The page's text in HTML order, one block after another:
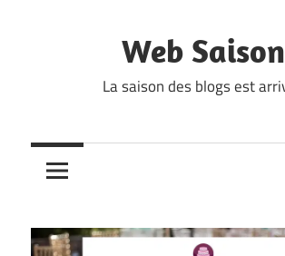
Web Saison
La saison des blogs est